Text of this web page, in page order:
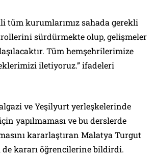
tüm kurumlarımız sahada gerekli
sürdürmekte olup, gelişmeler
Tüm hemşehrilerimize
iletiyoruz.” ifadeleri
ve Yeşilyurt yerleşkelerinde
yapılmaması ve bu derslerde
kararlaştıran Malatya Turgut
kararı öğrencilerine bildirdi.